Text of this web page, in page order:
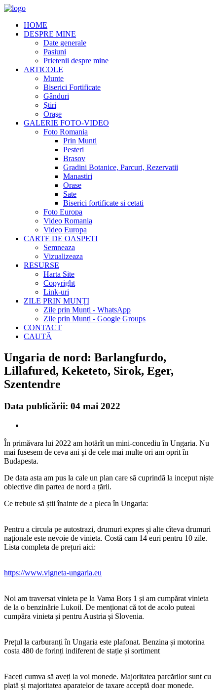
HOME
DESPRE MINE
Date generale
Pasiuni
Prietenii despre mine
ARTICOLE
Munte
Biserici Fortificate
Gânduri
Ştiri
Oraşe
GALERIE FOTO-VIDEO
Foto Romania
Prin Munti
Pesteri
Brasov
Gradini Botanice, Parcuri, Rezervatii
Manastiri
Orase
Sate
Biserici fortificate si cetati
Foto Europa
Video Romania
Video Europa
CARTE DE OASPETI
Semneaza
Vizualizeaza
RESURSE
Harta Site
Copyright
Link-uri
ZILE PRIN MUNȚI
Zile prin Munți - WhatsApp
Zile prin Munți - Google Groups
CONTACT
CAUTĂ
Ungaria de nord: Barlangfurdo,
Lillafured, Keketeto, Sirok, Eger,
Szentendre
Data publicării: 04 mai 2022
În primăvara lui 2022 am hotărît un mini-concediu în Ungaria. Nu
mai fusesem de ceva ani și de cele mai multe ori am oprit în
Budapesta.
De data asta am pus la cale un plan care să cuprindă la inceput niște
obiective din partea de nord a țării.
Ce trebuie să știi înainte de a pleca în Ungaria:
Pentru a circula pe autostrazi, drumuri expres și alte cîteva drumuri
naționale este nevoie de vinieta. Costă cam 14 euri pentru 10 zile.
Lista completa de prețuri aici:
https://www.vigneta-ungaria.eu
Noi am traversat vinieta pe la Vama Borș 1 și am cumpărat vinieta
de la o benzinărie Lukoil. De menționat că tot de acolo puteai
cumpăra vinieta și pentru Austria și Slovenia.
Prețul la carburanți în Ungaria este plafonat. Benzina și motorina
costa 480 de forinți indiferent de stație și sortiment
Faceți cumva să aveți la voi monede. Majoritatea parcărilor sunt cu
plată și majoritatea aparatelor de taxare acceptă doar monede.